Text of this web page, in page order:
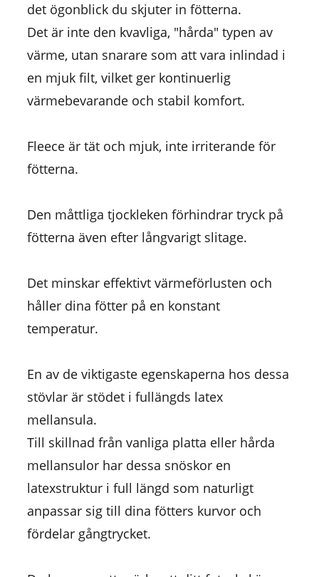
det ögonblick du skjuter in fötterna.
Det är inte den kvavliga, "hårda" typen av
värme, utan snarare som att vara inlindad i
en mjuk filt, vilket ger kontinuerlig
värmebevarande och stabil komfort.
Fleece är tät och mjuk, inte irriterande för
fötterna.
Den måttliga tjockleken förhindrar tryck på
fötterna även efter långvarigt slitage.
Det minskar effektivt värmeförlusten och
håller dina fötter på en konstant
temperatur.
En av de viktigaste egenskaperna hos dessa
stövlar är stödet i fullängds latex
mellansula.
Till skillnad från vanliga platta eller hårda
mellansulor har dessa snöskor en
latexstruktur i full längd som naturligt
anpassar sig till dina fötters kurvor och
fördelar gångtrycket.